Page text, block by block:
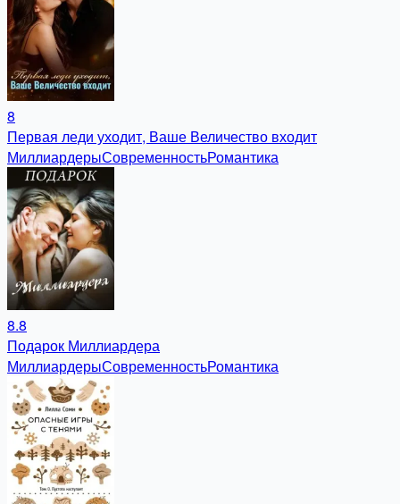
8
Первая леди уходит, Ваше Величество входит
МиллиардерыСовременностьРомантика
8.8
Подарок Миллиардера
МиллиардерыСовременностьРомантика